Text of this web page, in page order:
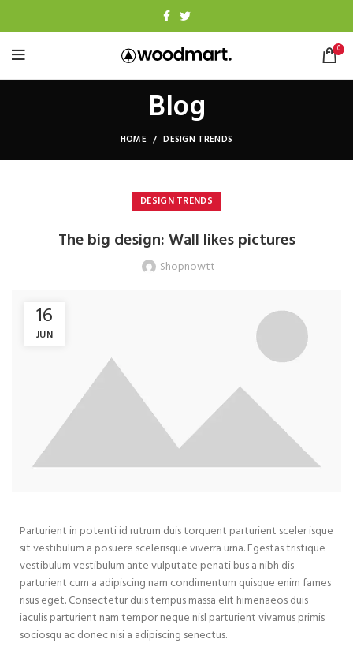
0
Blog
HOME DESIGN TRENDS
DESIGN TRENDS
The big design: Wall likes pictures
Shopnowtt
16
JUN
Parturient in potenti id rutrum duis torquent parturient sceler isque
sit vestibulum a posuere scelerisque viverra urna. Egestas tristique
vestibulum vestibulum ante vulputate penati bus a nibh dis
parturient cum a adipiscing nam condimentum quisque enim fames
risus eget. Consectetur duis tempus massa elit himenaeos duis
iaculis parturient nam tempor neque nisl parturient vivamus primis
sociosqu ac donec nisi a adipiscing senectus.